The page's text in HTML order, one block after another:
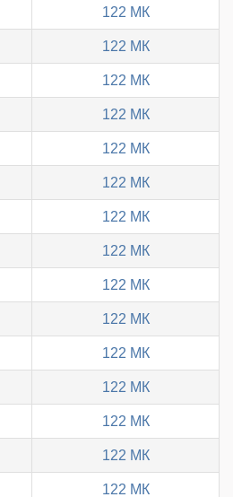
122 МК
122 МК
122 МК
122 МК
122 МК
122 МК
122 МК
122 МК
122 МК
122 МК
122 МК
122 МК
122 МК
122 МК
122 МК